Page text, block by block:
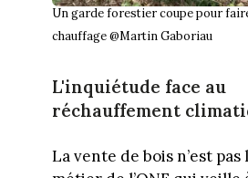
Un garde forestier coupe pour
chauffage @Martin Gaboriau
L'inquiétude face au
réchauffement
La vente de bois n’est